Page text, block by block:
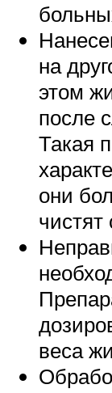
на
этом
после
Такая
они
веса